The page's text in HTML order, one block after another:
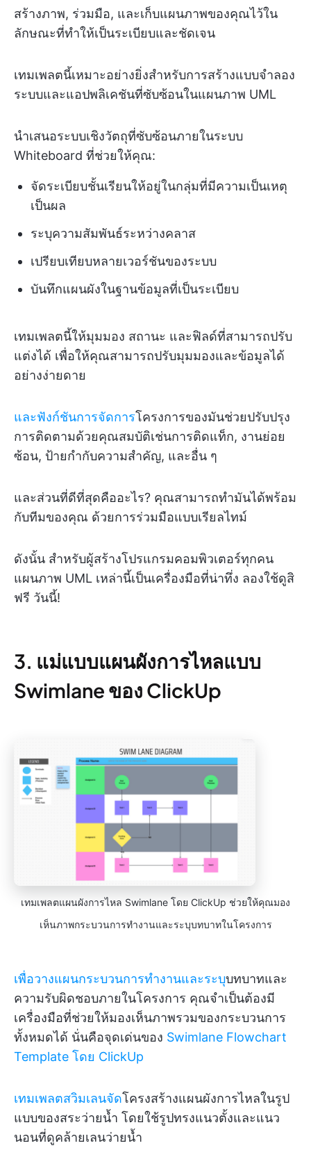
สร้างภาพ, ร่วมมือ, และเก็บแผนภาพของคุณไว้ใน
ลักษณะที่ทำให้เป็นระเบียบและชัดเจน
เทมเพลตนี้เหมาะอย่างยิ่งสำหรับการสร้างแบบจำลอง
ระบบและแอปพลิเคชันที่ซับซ้อนในแผนภาพ UML
นำเสนอระบบเชิงวัตถุที่ซับซ้อนภายในระบบ
Whiteboard ที่ช่วยให้คุณ:
จัดระเบียบชั้นเรียนให้อยู่ในกลุ่มที่มีความเป็นเหตุ
เป็นผล
ระบุความสัมพันธ์ระหว่างคลาส
เปรียบเทียบหลายเวอร์ชันของระบบ
บันทึกแผนผังในฐานข้อมูลที่เป็นระเบียบ
เทมเพลตนี้ให้มุมมอง สถานะ และฟิลด์ที่สามารถปรับ
แต่งได้ เพื่อให้คุณสามารถปรับมุมมองและข้อมูลได้
อย่างง่ายดาย
และฟังก์ชันการจัดการโครงการของมันช่วยปรับปรุง
การติดตามด้วยคุณสมบัติเช่นการติดแท็ก, งานย่อย
ซ้อน, ป้ายกำกับความสำคัญ, และอื่น ๆ
และส่วนที่ดีที่สุดคืออะไร? คุณสามารถทำมันได้พร้อม
กับทีมของคุณ ด้วยการร่วมมือแบบเรียลไทม์
ดังนั้น สำหรับผู้สร้างโปรแกรมคอมพิวเตอร์ทุกคน
แผนภาพ UML เหล่านี้เป็นเครื่องมือที่น่าทึ่ง ลองใช้ดูสิ
ฟรี วันนี้!
3. แม่แบบแผนผังการไหลแบบ
Swimlane ของ ClickUp
เทมเพลตแผนผังการไหล Swimlane โดย ClickUp ช่วยให้คุณมอง
เห็นภาพกระบวนการทำงานและระบุบทบาทในโครงการ
เพื่อวางแผนกระบวนการทำงานและระบุบทบาทและ
ความรับผิดชอบภายในโครงการ คุณจำเป็นต้องมี
เครื่องมือที่ช่วยให้มองเห็นภาพรวมของกระบวนการ
ทั้งหมดได้ นั่นคือจุดเด่นของ Swimlane Flowchart
Template โดย ClickUp
เทมเพลตสวิมเลนจัดโครงสร้างแผนผังการไหลในรูป
แบบของสระว่ายน้ำ โดยใช้รูปทรงแนวตั้งและแนว
นอนที่ดูคล้ายเลนว่ายน้ำ